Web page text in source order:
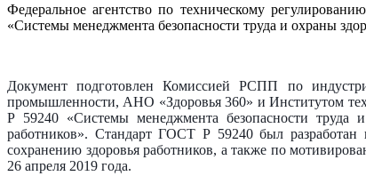
Федеральное агентство по техническому
«Системы менеджмента безопасности труда и охраны
Документ подготовлен Комиссией РСПП по
промышленности, АНО «Здоровья 360» и Институтом
Р 59240 «Системы менеджмента безопасности труда
работников». Стандарт ГОСТ Р 59240 был
сохранению здоровья работников, а также по
26 апреля 2019 года.